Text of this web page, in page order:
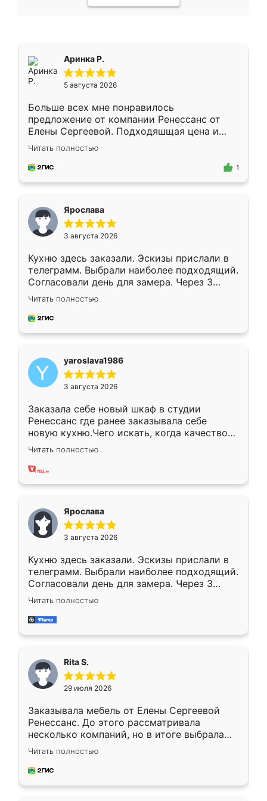
Аринка Р.
5 августа 2026
Больше всех мне понравилось
предложение от компании Ренессанс от
Елены Сергеевой. Подходяшщая цена и
короткие сроки изготовления. Приехавший
для замера сотрудник Владислав
предложил по моему эскизу самый
Читать полностью
1
Ярослава
3 августа 2026
Кухню здесь заказали. Эскизы прислали в
телеграмм. Выбрали наиболее подходящий.
Согласовали день для замера. Через 3
недели кухня была уже готова. Остались
довольны работой. Спасибо Ренессанс
мебель за качественную работу!
Читать полностью
yaroslava1986
3 августа 2026
Заказала себе новый шкаф в студии
Ренессанс где ранее заказывала себе
новую кухню.Чего искать, когда качеством
вполне довольна. Служит кухня уже почти
два года, нареканий нет.
Читать полностью
Ярослава
3 августа 2026
Кухню здесь заказали. Эскизы прислали в
телеграмм. Выбрали наиболее подходящий.
Согласовали день для замера. Через 3
недели кухня была уже готова. Остались
довольны работой. Спасибо Ренессанс
мебель за качественную работу!
Читать полностью
Rita S.
29 июля 2026
Заказывала мебель от Елены Сергеевой
Ренессанс. До этого рассматривала
несколько компаний, но в итоге выбрала
эту. Сначала обговорили условия, потом
приехал замерщик, всё спокойно объяснил
и снял размеры. Изготовили в срок, с
Читать полностью